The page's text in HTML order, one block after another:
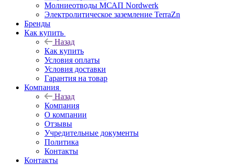
Молниеотводы МСАП Nordwerk
Электролитическое заземление TerraZn
Бренды
Как купить
Назад
Как купить
Условия оплаты
Условия доставки
Гарантия на товар
Компания
Назад
Компания
О компании
Отзывы
Учредительные документы
Политика
Контакты
Контакты